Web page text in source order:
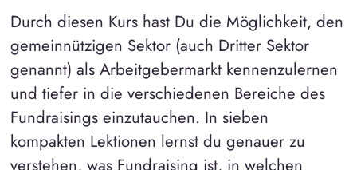
Durch diesen Kurs hast Du die Möglichkeit, den
gemeinnützigen Sektor (auch Dritter Sektor
genannt) als Arbeitgebermarkt kennenzulernen
und tiefer in die verschiedenen Bereiche des
Fundraisings einzutauchen. In sieben
kompakten Lektionen lernst du genauer zu